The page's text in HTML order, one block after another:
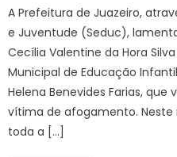
A Prefeitura de Juazeiro,
e Juventude (Seduc),
Cecília Valentine da Hora
Municipal de Educação
Helena Benevides Farias,
vítima de afogamento.
toda a […]